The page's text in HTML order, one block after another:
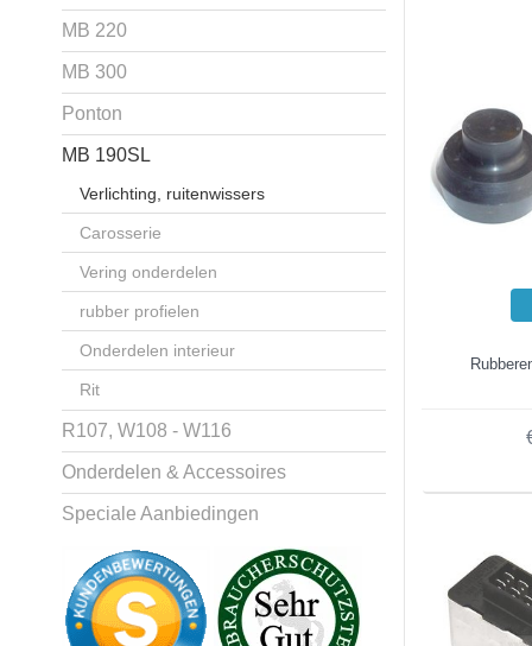
MB 220
MB 300
Ponton
MB 190SL
Verlichting, ruitenwissers
Carosserie
Vering onderdelen
rubber profielen
Onderdelen interieur
Rit
R107, W108 - W116
Onderdelen & Accessoires
Speciale Aanbiedingen